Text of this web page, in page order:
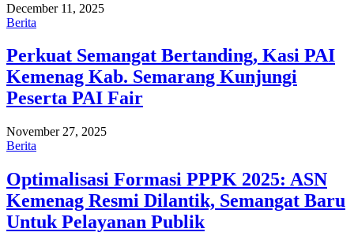
December 11, 2025
Berita
Perkuat Semangat Bertanding, Kasi PAI
Kemenag Kab. Semarang Kunjungi
Peserta PAI Fair
November 27, 2025
Berita
Optimalisasi Formasi PPPK 2025: ASN
Kemenag Resmi Dilantik, Semangat Baru
Untuk Pelayanan Publik